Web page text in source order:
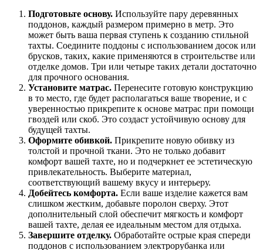
Подготовьте основу. Используйте пару деревянных
поддонов, каждый размером примерно в метр. Это
может быть ваша первая ступень к созданию стильной
тахты. Соедините поддоны с использованием досок или
брусков, таких, какие применяются в строительстве или
отделке домов. Три или четыре таких детали достаточно
для прочного основания.
Установите матрас. Перенесите готовую конструкцию
в то место, где будет располагаться ваше творение, и с
уверенностью прикрепите к основе матрас при помощи
гвоздей или скоб. Это создаст устойчивую основу для
будущей тахты.
Оформите обивкой. Прикрепите новую обивку из
толстой и прочной ткани. Это не только добавит
комфорт вашей тахте, но и подчеркнет ее эстетическую
привлекательность. Выберите материал,
соответствующий вашему вкусу и интерьеру.
Добейтесь комфорта. Если ваше изделие кажется вам
слишком жестким, добавьте поролон сверху. Этот
дополнительный слой обеспечит мягкость и комфорт
вашей тахте, делая ее идеальным местом для отдыха.
Завершите отделку. Обработайте острые края спереди
поддонов с использованием электрорубанка или